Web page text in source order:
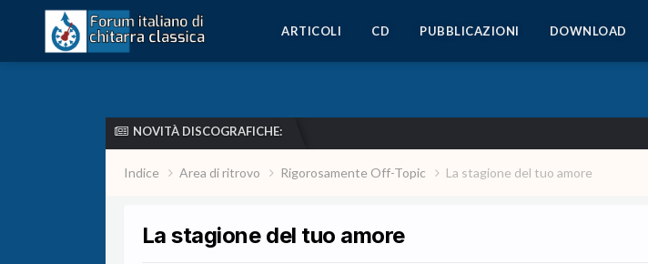
ARTICOLI CD PUBBLICAZIONI DOWNLOAD
NOVITÀ DISCOGRAFICHE:
Indice Area di ritrovo Rigorosamente Off-Topic La stagione del tuo amore
La stagione del tuo amore